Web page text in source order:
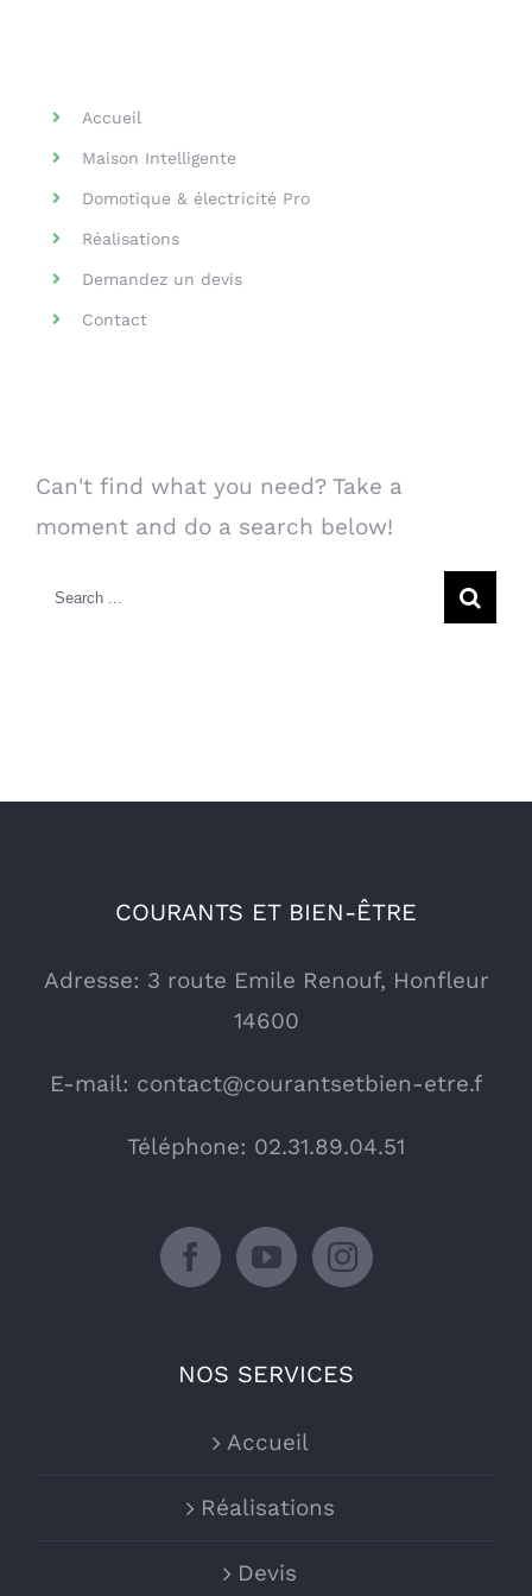
Accueil
Maison Intelligente
Domotique & électricité Pro
Réalisations
Demandez un devis
Contact
Can't find what you need? Take a
moment and do a search below!
Search
COURANTS ET BIEN-ÊTRE
Adresse: 3 route Emile Renouf, Honfleur
14600
E-mail: contact@courantsetbien-etre.f
Téléphone: 02.31.89.04.51
NOS SERVICES
Accueil
Réalisations
Devis